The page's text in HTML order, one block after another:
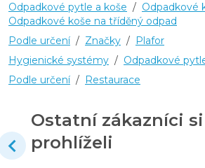
Odpadkové pytle a koše / Odpadkové
Odpadkové koše na tříděný odpad
Podle určení / Značky /
Plafor
Hygienické systémy / Odpadkové
Podle určení / Restaurace
Ostatní zákazníci
prohlíželi